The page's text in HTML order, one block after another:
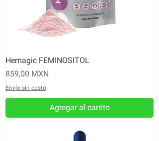
Hemagic FEMINOSITOL
Precio
859,00 MXN
Envío sin costo
Agregar al carrito